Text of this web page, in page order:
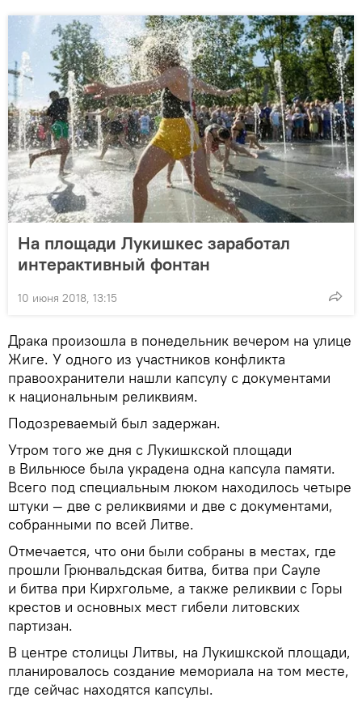
На площади Лукишкес заработал
интерактивный фонтан
10 июня 2018, 13:15
Драка произошла в понедельник вечером на улице
Жиге. У одного из участников конфликта
правоохранители нашли капсулу с документами
к национальным реликвиям.
Подозреваемый был задержан.
Утром того же дня с Лукишкской площади
в Вильнюсе была украдена одна капсула памяти.
Всего под специальным люком находилось четыре
штуки — две с реликвиями и две с документами,
собранными по всей Литве.
Отмечается, что они были собраны в местах, где
прошли Грюнвальдская битва, битва при Сауле
и битва при Кирхгольме, а также реликвии с Горы
крестов и основных мест гибели литовских
партизан.
В центре столицы Литвы, на Лукишкской площади,
планировалось создание мемориала на том месте,
где сейчас находятся капсулы.